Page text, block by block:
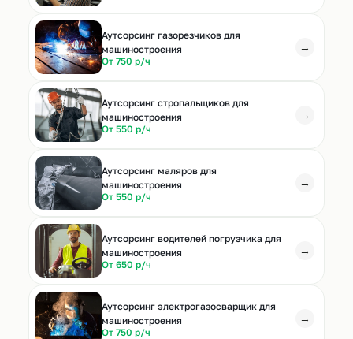
Аутсорсинг газорезчиков для
машиностроения
От 750 р/ч
→
Аутсорсинг стропальщиков для
машиностроения
От 550 р/ч
→
Аутсорсинг маляров для
машиностроения
От 550 р/ч
→
Аутсорсинг водителей погрузчика для
машиностроения
От 650 р/ч
→
Аутсорсинг электрогазосварщик для
машиностроения
От 750 р/ч
→